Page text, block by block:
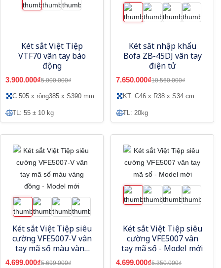
Két sắt Việt Tiệp
VTF70 vân tay báo
động
3.900.000₫5.000.000₫
C 505 x rộng385 x S390 mm
TL: 55 ± 10 kg
Két săt nhập khẩu
Bofa ZB-45DJ vân tay
điện tử
7.650.000₫10.560.000₫
KT: C46 x R38 x S34 cm
TL: 20kg
Két sắt Việt Tiệp siêu
cường VFE5007-V vân
tay mã số màu vàng
đồng - Model mới
4.699.000₫5.699.000₫
Két sắt Việt Tiệp siêu
cường VFE5007 vân
tay mã số - Model mới
4.699.000₫5.350.000₫